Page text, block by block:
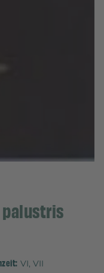
VI, VII